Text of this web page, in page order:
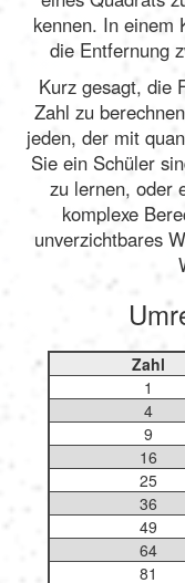
kennen. In einem
die Entfernung
Kurz gesagt, die
Zahl zu
jeden, der mit
Sie ein Schüler
zu lernen, oder
komplexe
unverzichtbares
Zahl
1
4
9
16
25
36
49
64
81